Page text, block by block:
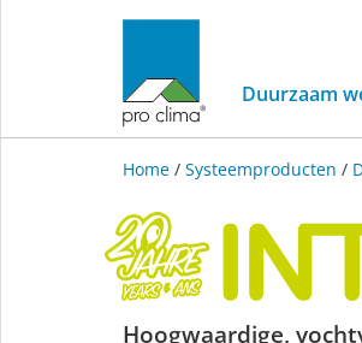
Duurzaam
Home / Systeemproducten /
Hoogwaardige,